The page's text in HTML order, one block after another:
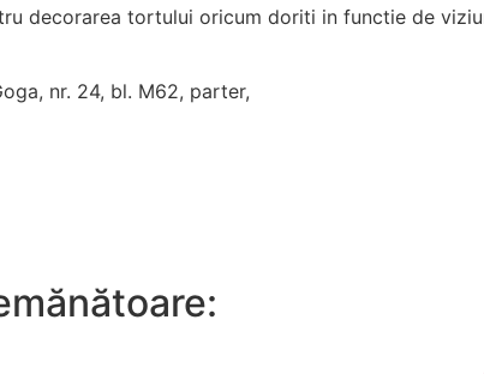
decorarea tortului oricum doriti in functie de
nr. 24, bl. M62, parter,